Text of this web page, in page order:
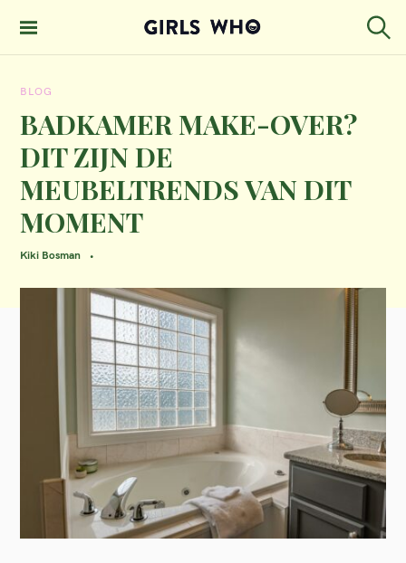
GIRLS WHO
BLOG
BADKAMER MAKE-OVER?
DIT ZIJN DE
MEUBELTRENDS VAN DIT
MOMENT
Kiki Bosman